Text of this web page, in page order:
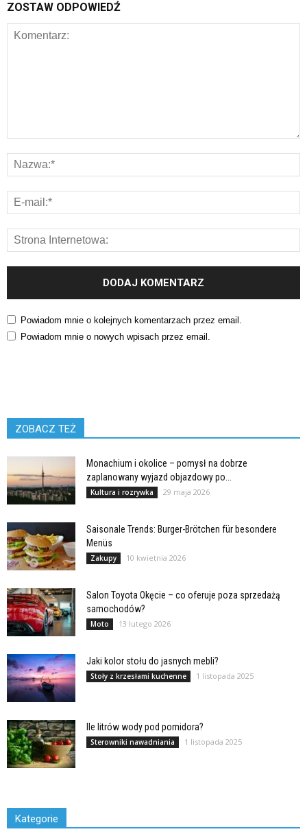
ZOSTAW ODPOWIEDŹ
Powiadom mnie o kolejnych komentarzach przez email.
Powiadom mnie o nowych wpisach przez email.
ZOBACZ TEŻ
Monachium i okolice – pomysł na dobrze
zaplanowany wyjazd objazdowy po...
Kultura i rozrywka 29 maja 2026
Saisonale Trends: Burger-Brötchen für besondere
Menüs
Zakupy 10 kwietnia 2026
Salon Toyota Okęcie – co oferuje poza sprzedażą
samochodów?
Moto 13 lutego 2026
Jaki kolor stołu do jasnych mebli?
Stoły z krzesłami kuchenne 1 listopada 2025
Ile litrów wody pod pomidora?
Sterowniki nawadniania 1 listopada 2025
Kategorie